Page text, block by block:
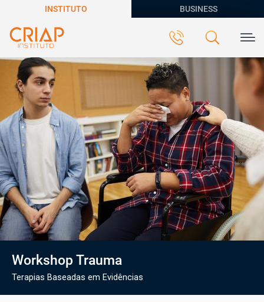
INSTITUTO BUSINESS
Workshop Trauma
Terapias Baseadas em Evidências